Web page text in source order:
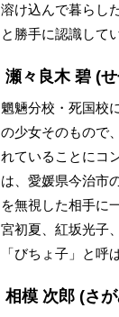
溶け込んで暮らし
と勝手に認識して
瀬々良木 碧 (
魍魎分校・死国校
の少女そのもので
れていることにコ
は、愛媛県今治市
を無視した相手に
宮初夏、紅坂光子
「びちょ子」と呼
相模 次郎 (さ